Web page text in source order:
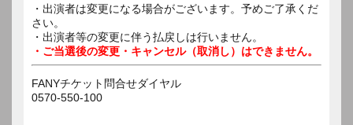
・出演者は変更になる場合がございます。予めご了承くだ
さい。
・出演者等の変更に伴う払戻しは行いません。
・ご当選後の変更・キャンセル（取消し）はできません。
FANYチケット問合せダイヤル
0570-550-100